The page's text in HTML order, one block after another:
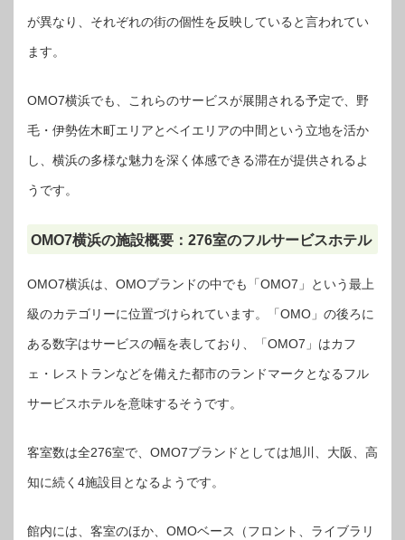
が異なり、それぞれの街の個性を反映していると言われてい
ます。
OMO7横浜でも、これらのサービスが展開される予定で、野
毛・伊勢佐木町エリアとベイエリアの中間という立地を活か
し、横浜の多様な魅力を深く体感できる滞在が提供されるよ
うです。
OMO7横浜の施設概要：276室のフルサービスホテル
OMO7横浜は、OMOブランドの中でも「OMO7」という最上
級のカテゴリーに位置づけられています。「OMO」の後ろに
ある数字はサービスの幅を表しており、「OMO7」はカフ
ェ・レストランなどを備えた都市のランドマークとなるフル
サービスホテルを意味するそうです。
客室数は全276室で、OMO7ブランドとしては旭川、大阪、高
知に続く4施設目となるようです。
館内には、客室のほか、OMOベース（フロント、ライブラリ